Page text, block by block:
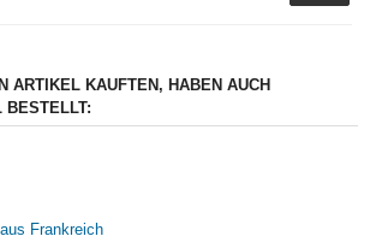
ARTIKEL KAUFTEN, HABEN AUCH
BESTELLT:
Frankreich